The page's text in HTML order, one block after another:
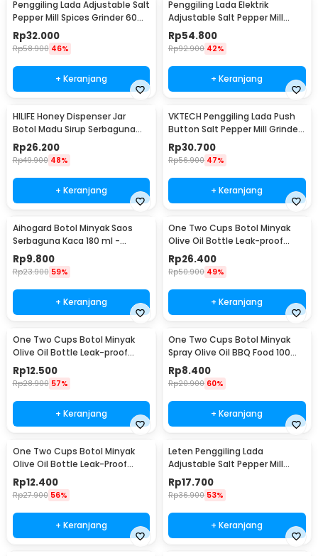
Penggiling Lada Adjustable Salt
Pepper Mill Spices Grinder 60ml
- CIQ
Rp32.000
Rp58.900 46%
+ Keranjang
Penggiling Lada Elektrik
Adjustable Salt Pepper Mill
Grinder 100ml - 15CE7
Rp54.800
Rp92.900 42%
+ Keranjang
HILIFE Honey Dispenser Jar
Botol Madu Sirup Serbaguna
200ml - H1742
Rp26.200
Rp49.900 48%
+ Keranjang
VKTECH Penggiling Lada Push
Button Salt Pepper Mill Grinder
135ml - MG600A
Rp30.700
Rp56.900 47%
+ Keranjang
Aihogard Botol Minyak Saos
Serbaguna Kaca 180 ml -
CW192
Rp9.800
Rp23.900 59%
+ Keranjang
One Two Cups Botol Minyak
Olive Oil Bottle Leak-proof
500ml - CW199
Rp26.400
Rp50.900 49%
+ Keranjang
One Two Cups Botol Minyak
Olive Oil Bottle Leak-proof
300ml - CW199
Rp12.500
Rp28.900 57%
+ Keranjang
One Two Cups Botol Minyak
Spray Olive Oil BBQ Food 100ml
- HEA-1075
Rp8.400
Rp20.900 60%
+ Keranjang
One Two Cups Botol Minyak
Olive Oil Bottle Leak-Proof
300ml - KG57H
Rp12.400
Rp27.900 56%
+ Keranjang
Leten Penggiling Lada
Adjustable Salt Pepper Mill
Grinder - 9179
Rp17.700
Rp36.900 53%
+ Keranjang